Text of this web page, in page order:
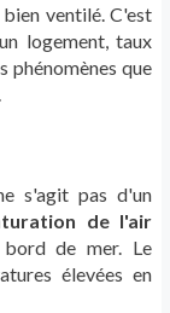
ventilé. C'est
logement, taux
phénomènes que
s'agit pas d'un
de l'air
de mer. Le
élevées en